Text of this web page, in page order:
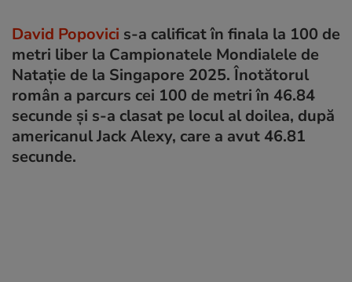
David Popovici s-a calificat în finala la 100 de
metri liber la Campionatele Mondialele de
Natație de la Singapore 2025. Înotătorul
român a parcurs cei 100 de metri în 46.84
secunde și s-a clasat pe locul al doilea, după
americanul Jack Alexy, care a avut 46.81
secunde.